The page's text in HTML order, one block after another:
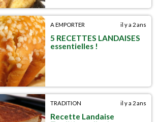
A EMPORTER il y a 2 ans
5 RECETTES LANDAISES
essentielles !
TRADITION il y a 2 ans
Recette Landaise